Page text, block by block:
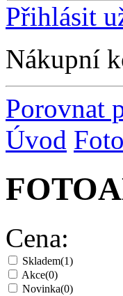
Přihlásit
Nákupní
Porovnat
Úvod
Cena:
Skladem(1)
Akce(0)
Novinka(0)